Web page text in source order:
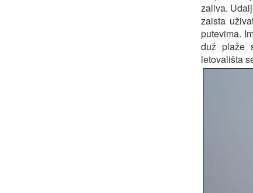
zaliva.
zaista
putevima.
duž plaže
letovališta